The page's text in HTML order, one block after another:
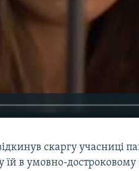
скаргу учасниці
їй в умовно-достроковому